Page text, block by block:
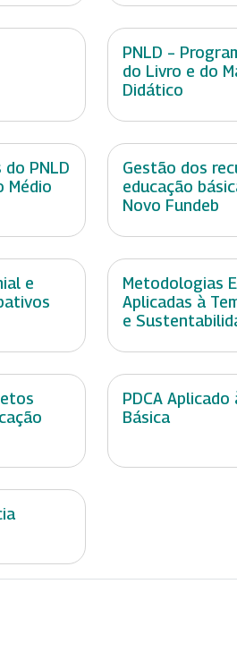
PNLD –
do Livro e do
Didático
PNLD
Médio
Gestão dos
educação
Novo Fundeb
e
Metodologias
Aplicadas à
e
PDCA Aplicado
Básica